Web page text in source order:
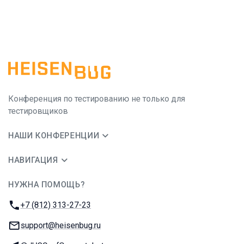
Конференция по тестированию не только для
тестировщиков
НАШИ КОНФЕРЕНЦИИ
НАВИГАЦИЯ
НУЖНА ПОМОЩЬ?
Телефон:
+7 (812) 313-27-23
E-mail:
support@heisenbug.ru